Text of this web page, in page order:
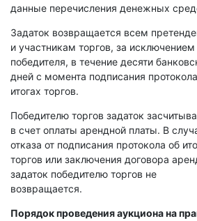
данные перечисления денежных
Задаток возвращается всем
и участникам торгов, за исключением
победителя, в течение десяти
дней с момента подписания
итогах торгов.
Победителю торгов задаток
в счет оплаты арендной платы. В
отказа от подписания протокола об
торгов или заключения договора
задаток победителю торгов не
возвращается.
Порядок проведения аукциона на